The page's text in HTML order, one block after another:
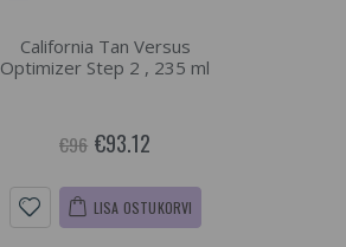
California Tan Versus
Optimizer Step 2 , 235 ml
€96 €93.12
LISA OSTUKORVI